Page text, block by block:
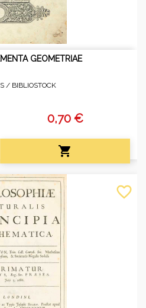
GEOMETRIAE
/ BIBLIOSTOCK
0,70 €

favorite_border